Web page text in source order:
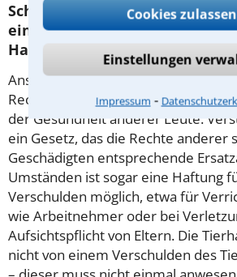
Cookies zulassen
Einstellungen
Impressum ⁃
Schadensersatzansprüche
einem Delikt ergeben, also
Handlung.
Ansprüche können auf der
Rechtsgüter beruhen, etwa
der Gesundheit anderer Leute.
ein Gesetz, das die Rechte anderer
Geschädigten entsprechende
Umständen ist sogar eine Haftung
Verschulden möglich, etwa für
wie Arbeitnehmer oder bei
Aufsichtspflicht von Eltern. Die
nicht von einem Verschulden des